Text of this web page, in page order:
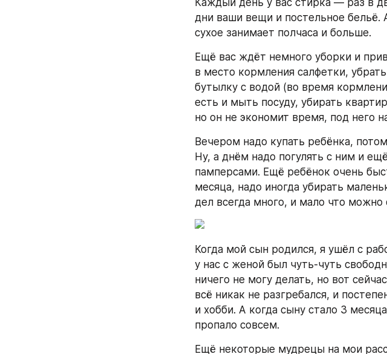
Каждый день у вас стирка — раз в
дни ваши вещи и постельное бельё.
сухое занимает полчаса и больше.
Ещё вас ждёт немного уборки и
в место кормления салфетки,
бутылку с водой (во время
есть и мыть посуду, убирать
но он не экономит время, под него
Вечером надо купать ребёнка,
Ну, а днём надо погулять с ним и
памперсами. Ещё ребёнок очень
месяца, надо иногда убирать
дел всегда много, и мало что можно
Когда мой сын родился, я ушёл с
у нас с женой был чуть-чуть
ничего не могу делать, но вот
всё никак не разгребался, и
и хобби. А когда сыну стало 3
пропало совсем.
Ещё некоторые мудрецы на мои